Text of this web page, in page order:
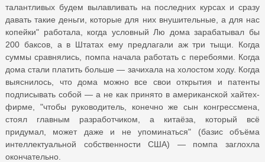
талантливых будем вылавливать на последних курсах и сразу
давать такие деньги, которые для них внушительные, а для нас
копейки" работала, когда условный Лю дома зарабатывал бы
200 баксов, а в Штатах ему предлагали аж три тыщи. Когда
суммы сравнялись, помпа начала работать с перебоями. Когда
дома стали платить больше — зачихала на холостом ходу. Когда
выяснилось, что дома можно все свои открытия и патенты
подписывать собой — а не как принято в американской хайтех-
фирме, "чтобы руководитель, конечно же сын конгрессмена,
стоял главным разработчиком, а китаёза, который всё
придумал, может даже и не упоминаться" (базис объёма
интеллектуальной собственности США) — помпа заглохла
окончательно.